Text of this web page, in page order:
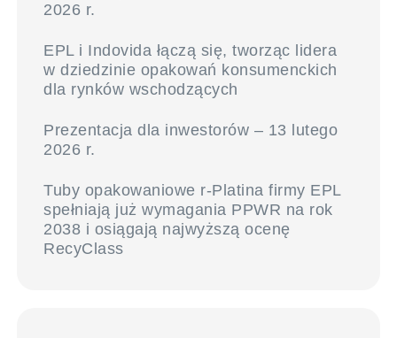
2026 r.
EPL i Indovida łączą się, tworząc lidera
w dziedzinie opakowań konsumenckich
dla rynków wschodzących
Prezentacja dla inwestorów – 13 lutego
2026 r.
Tuby opakowaniowe r-Platina firmy EPL
spełniają już wymagania PPWR na rok
2038 i osiągają najwyższą ocenę
RecyClass